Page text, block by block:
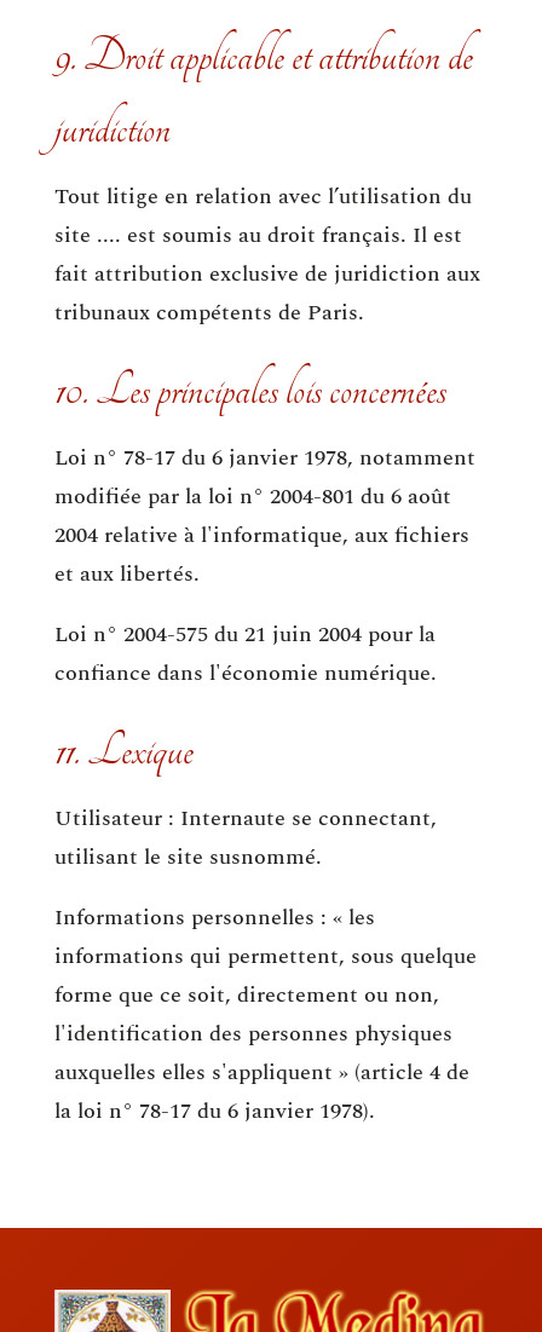
9. Droit applicable et attribution de
juridiction
Tout litige en relation avec l’utilisation du
site .... est soumis au droit français. Il est
fait attribution exclusive de juridiction aux
tribunaux compétents de Paris.
10. Les principales lois concernées
Loi n° 78-17 du 6 janvier 1978, notamment
modifiée par la loi n° 2004-801 du 6 août
2004 relative à l'informatique, aux fichiers
et aux libertés.
Loi n° 2004-575 du 21 juin 2004 pour la
confiance dans l'économie numérique.
11. Lexique
Utilisateur : Internaute se connectant,
utilisant le site susnommé.
Informations personnelles : « les
informations qui permettent, sous quelque
forme que ce soit, directement ou non,
l'identification des personnes physiques
auxquelles elles s'appliquent » (article 4 de
la loi n° 78-17 du 6 janvier 1978).